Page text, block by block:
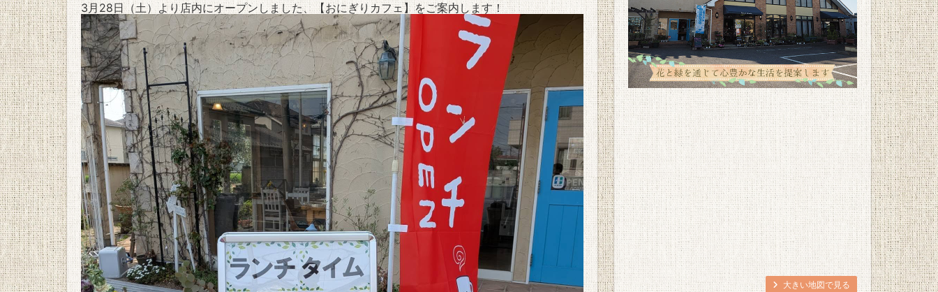
3月28日（土）より店内にオープンしました、【おにぎりカフェ】をご案内します！
大きい地図で見る